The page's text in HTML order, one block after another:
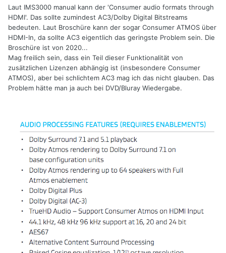
Laut IMS3000 manual kann der 'Consumer audio formats through
HDMI'. Das sollte zumindest AC3/Dolby Digital Bitstreams
bedeuten. Laut Broschüre kann der sogar Consumer ATMOS über
HDMI-In, da sollte AC3 eigentlich das geringste Problem sein. Die
Broschüre ist von 2020...
Mag freilich sein, dass ein Teil dieser Funktionalität von
zusätzlichen Lizenzen abhängig ist (insbesondere Consumer
ATMOS), aber bei schlichtem AC3 mag ich das nicht glauben. Das
Problem hätte man ja auch bei DVD/Bluray Wiedergabe.